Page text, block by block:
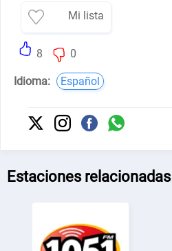
Mi lista
8 0
Idioma: Español
Estaciones relacionadas